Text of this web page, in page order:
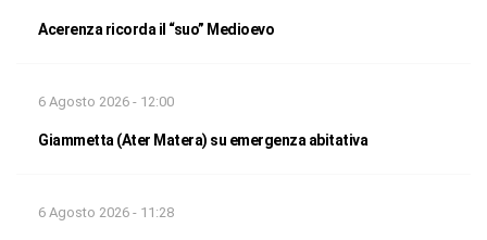
Acerenza ricorda il “suo” Medioevo
6 Agosto 2026 - 12:00
Giammetta (Ater Matera) su emergenza abitativa
6 Agosto 2026 - 11:28